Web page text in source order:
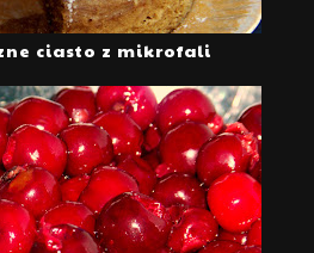
ciasto z mikrofali